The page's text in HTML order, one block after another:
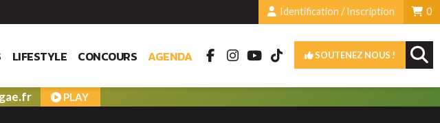
0
Identification / Inscription
LIFESTYLE CONCOURS AGENDA SOUTENEZ NOUS !
PLAY